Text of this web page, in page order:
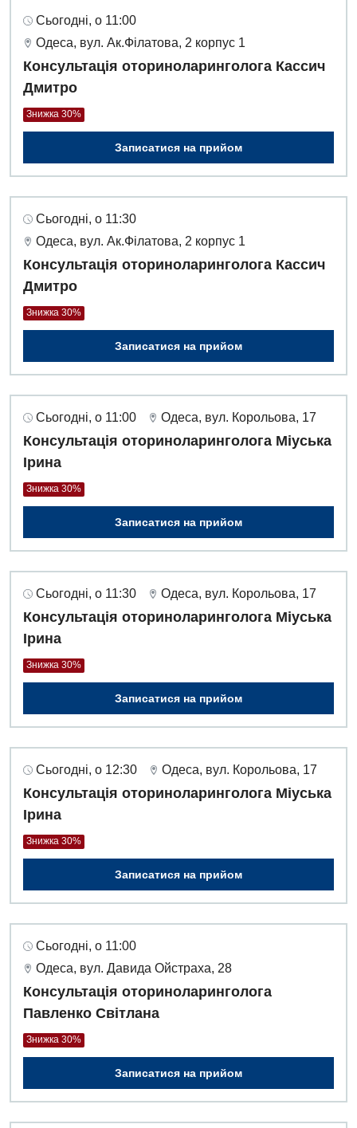
Сьогодні, о 11:00
Одеса, вул. Ак.Філатова, 2 корпус 1
Консультація оториноларинголога Кассич
Дмитро
Знижка 30%
Записатися на прийом
Сьогодні, о 11:30
Одеса, вул. Ак.Філатова, 2 корпус 1
Консультація оториноларинголога Кассич
Дмитро
Знижка 30%
Записатися на прийом
Сьогодні, о 11:00 Одеса, вул. Корольова, 17
Консультація оториноларинголога Міуська
Ірина
Знижка 30%
Записатися на прийом
Сьогодні, о 11:30 Одеса, вул. Корольова, 17
Консультація оториноларинголога Міуська
Ірина
Знижка 30%
Записатися на прийом
Сьогодні, о 12:30 Одеса, вул. Корольова, 17
Консультація оториноларинголога Міуська
Ірина
Знижка 30%
Записатися на прийом
Сьогодні, о 11:00
Одеса, вул. Давида Ойстраха, 28
Консультація оториноларинголога
Павленко Світлана
Знижка 30%
Записатися на прийом